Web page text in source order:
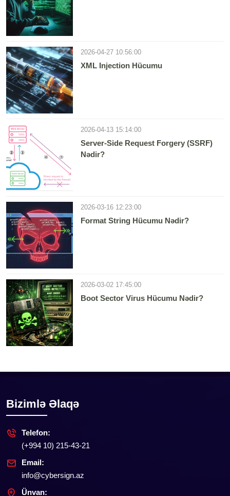
2026-04-27 10:56:00
XML Injection Hücumu
2026-04-13 15:14:00
Server-Side Request Forgery (SSRF)
Nədir?
2026-03-16 12:23:00
Format String Hücumu Nədir?
2026-03-02 17:45:00
Boot Sector Virus Hücumu Nədir?
Bizimlə Əlaqə
Telefon:
(+994 10) 215-43-21
Email:
info@cybersign.az
Ünvan: